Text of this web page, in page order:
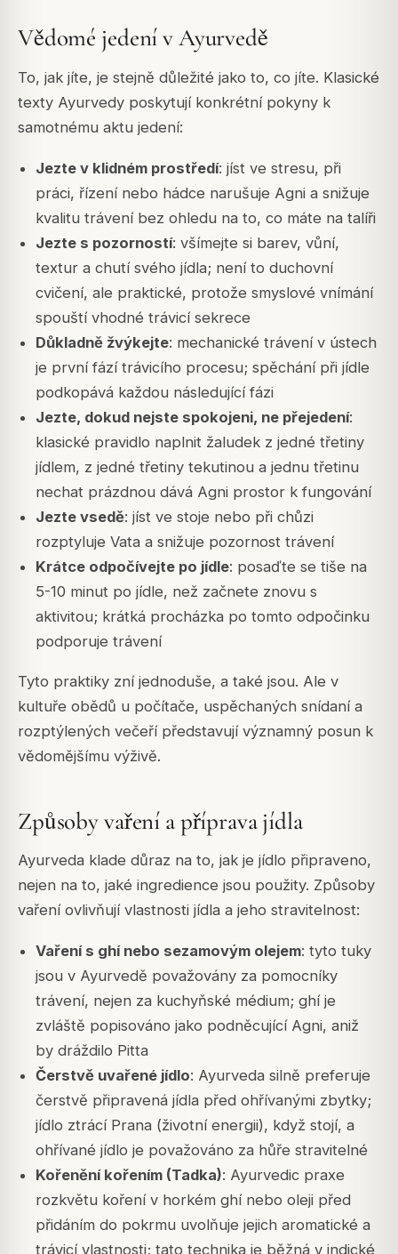
Vědomé jedení v Ayurvedě
To, jak jíte, je stejně důležité jako to, co jíte. Klasické
texty Ayurvedy poskytují konkrétní pokyny k
samotnému aktu jedení:
Jezte v klidném prostředí: jíst ve stresu, při
práci, řízení nebo hádce narušuje Agni a snižuje
kvalitu trávení bez ohledu na to, co máte na talíři
Jezte s pozorností: všímejte si barev, vůní,
textur a chutí svého jídla; není to duchovní
cvičení, ale praktické, protože smyslové vnímání
spouští vhodné trávicí sekrece
Důkladně žvýkejte: mechanické trávení v ústech
je první fází trávicího procesu; spěchání při jídle
podkopává každou následující fázi
Jezte, dokud nejste spokojeni, ne přejedení:
klasické pravidlo naplnit žaludek z jedné třetiny
jídlem, z jedné třetiny tekutinou a jednu třetinu
nechat prázdnou dává Agni prostor k fungování
Jezte vsedě: jíst ve stoje nebo při chůzi
rozptyluje Vata a snižuje pozornost trávení
Krátce odpočívejte po jídle: posaďte se tiše na
5-10 minut po jídle, než začnete znovu s
aktivitou; krátká procházka po tomto odpočinku
podporuje trávení
Tyto praktiky zní jednoduše, a také jsou. Ale v
kultuře obědů u počítače, uspěchaných snídaní a
rozptýlených večeří představují významný posun k
vědomějšímu výživě.
Způsoby vaření a příprava jídla
Ayurveda klade důraz na to, jak je jídlo připraveno,
nejen na to, jaké ingredience jsou použity. Způsoby
vaření ovlivňují vlastnosti jídla a jeho stravitelnost:
Vaření s ghí nebo sezamovým olejem: tyto tuky
jsou v Ayurvedě považovány za pomocníky
trávení, nejen za kuchyňské médium; ghí je
zvláště popisováno jako podněcující Agni, aniž
by dráždilo Pitta
Čerstvě uvařené jídlo: Ayurveda silně preferuje
čerstvě připravená jídla před ohřívanými zbytky;
jídlo ztrácí Prana (životní energii), když stojí, a
ohřívané jídlo je považováno za hůře stravitelné
Kořenění kořením (Tadka): Ayurvedic praxe
rozkvětu koření v horkém ghí nebo oleji před
přidáním do pokrmu uvolňuje jejich aromatické a
trávicí vlastnosti; tato technika je běžná v indické